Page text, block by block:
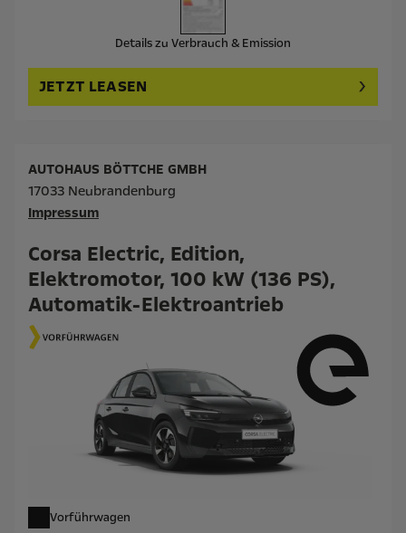
Details zu Verbrauch & Emission
JETZT LEASEN
Corsa Electric, Edition,
Elektromotor, 100 kW (136 PS),
Automatik-Elektroantrieb
Vorführwagen
AUTOHAUS BÖTTCHE GMBH
17033 Neubrandenburg
Impressum